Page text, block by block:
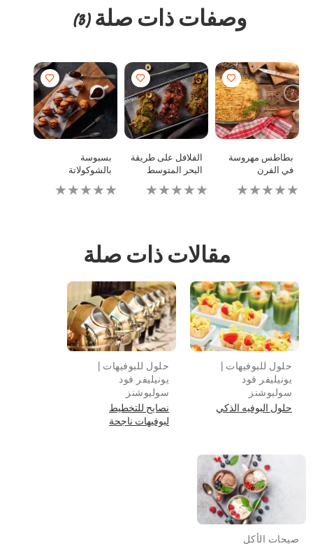
وصفات ذات صلة(3)
بطاطس مهروسة
في الفرن
لهذا
الفلافل على طريقة
البحر المتوسط
بسبوسة
بالشوكولاتة
مقالات ذات صلة
حلول للبوفيهات |
يونيليفر فود
سوليوشنز
حلول البوفيه الذكي
حلول للبوفيهات |
يونيليفر فود
سوليوشنز
نصايح للتخطيط
لبوفيهات ناجحة
صيحات الأكل